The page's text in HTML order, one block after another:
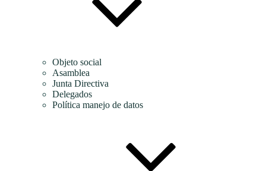
Objeto social
Asamblea
Junta Directiva
Delegados
Política manejo de datos